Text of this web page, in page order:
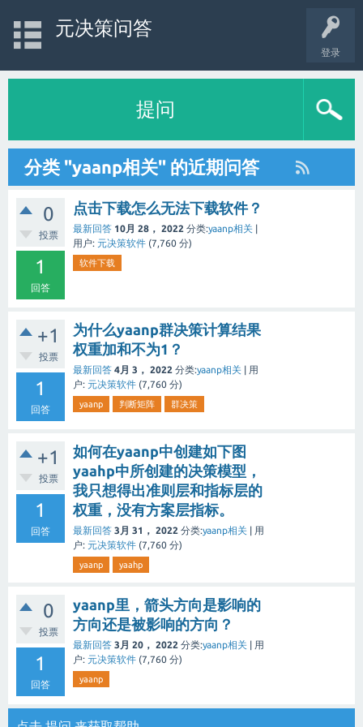
登录
元决策问答
提问
分类 "yaanp相关" 的近期问答
0
投票
1
回答
点击下载怎么无法下载软件？
最新回答 10月 28， 2022 分类:yaanp相关 |
用户: 元决策软件 (7,760 分)
软件下载
+1
投票
1
回答
为什么yaanp群决策计算结果
权重加和不为1？
最新回答 4月 3， 2022 分类:yaanp相关 | 用
户: 元决策软件 (7,760 分)
yaanp 判断矩阵 群决策
+1
投票
1
回答
如何在yaanp中创建如下图
yaahp中所创建的决策模型，
我只想得出准则层和指标层的
权重，没有方案层指标。
最新回答 3月 31， 2022 分类:yaanp相关 | 用
户: 元决策软件 (7,760 分)
yaanp yaahp
0
投票
1
回答
yaanp里，箭头方向是影响的
方向还是被影响的方向？
最新回答 3月 20， 2022 分类:yaanp相关 | 用
户: 元决策软件 (7,760 分)
yaanp